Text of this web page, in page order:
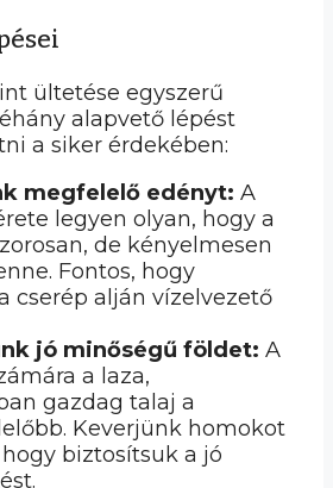
ültetése egyszerű
alapvető lépést
a siker érdekében:
megfelelő edényt: A
legyen olyan, hogy a
de kényelmesen
Fontos, hogy
cserép alján vízelvezető
jó minőségű földet: A
a laza,
gazdag talaj a
Keverjünk homokot
biztosítsuk a jó